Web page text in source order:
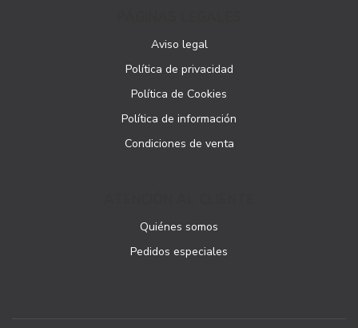
Aviso legal
Política de privacidad
Política de Cookies
Política de información
Condiciones de venta
Quiénes somos
Pedidos especiales